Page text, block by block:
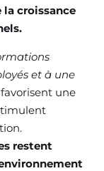
la croissance
et à une
une
restent